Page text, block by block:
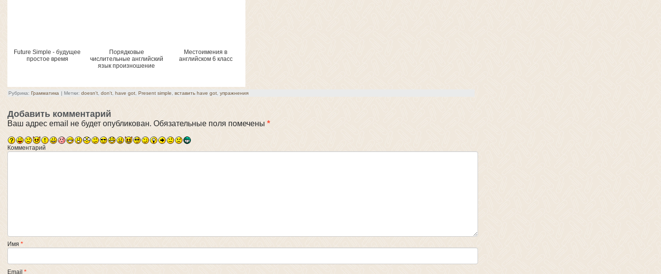
Future Simple - будущее
простое время
Порядковые
числительные английский
язык произношение
Местоимения в
английском 6 класс
Рубрика: Грамматика | Метки: doesn't don't have got Present simple вставить have got упражнения
Добавить комментарий
Ваш адрес email не будет опубликован. Обязательные поля помечены *
Комментарий
Имя *
Email *